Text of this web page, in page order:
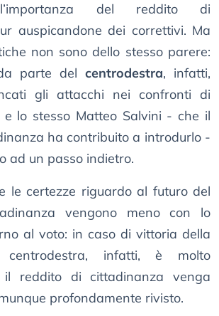
l’importanza del reddito di
auspicandone dei correttivi. Ma
non sono dello stesso parere:
parte del centrodestra, infatti,
gli attacchi nei confronti di
e lo stesso Matteo Salvini - che il
ha contribuito a introdurlo -
ad un passo indietro.
le certezze riguardo al futuro del
vengono meno con lo
al voto: in caso di vittoria della
centrodestra, infatti, è molto
il reddito di cittadinanza venga
profondamente rivisto.